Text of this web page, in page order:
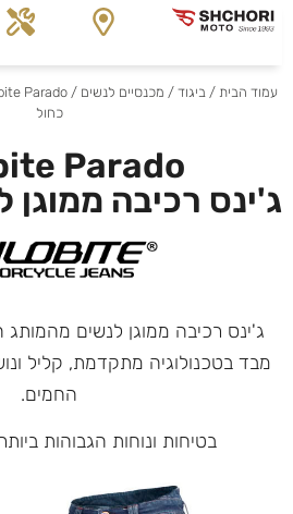
עמוד הבית/ ביגוד/ מכנסיים לנשים
כחול
Parado
ג'ינס רכיבה ממוגן
מבד בטכנולוגיה מתקדמת, קליל
החמים.
בטיחות ונוחות הגבוהות